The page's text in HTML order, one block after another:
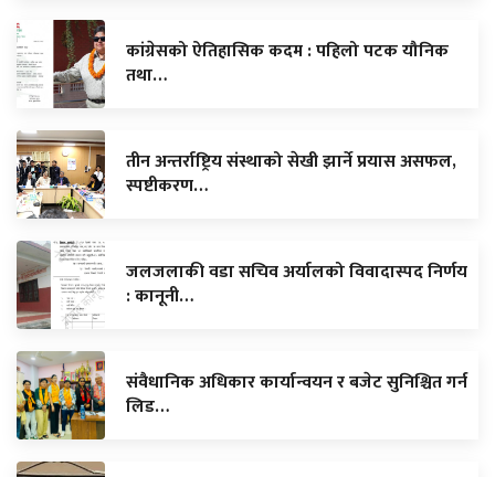
कांग्रेसको ऐतिहासिक कदम : पहिलो पटक यौनिक
तथा…
तीन अन्तर्राष्ट्रिय संस्थाको सेखी झार्ने प्रयास असफल,
स्पष्टीकरण…
जलजलाकी वडा सचिव अर्यालको विवादास्पद निर्णय
: कानूनी…
संवैधानिक अधिकार कार्यान्वयन र बजेट सुनिश्चित गर्न
लिड…